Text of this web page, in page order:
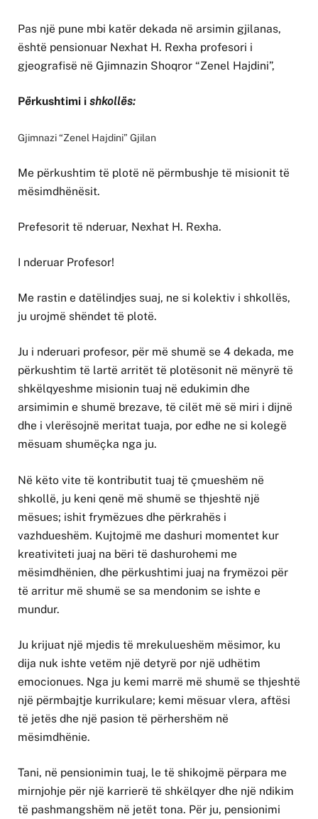
Pas një pune mbi katër dekada në arsimin gjilanas,
është pensionuar Nexhat H. Rexha profesori i
gjeografisë në Gjimnazin Shoqror “Zenel Hajdini”,
Përkushtimi i shkollës:
Gjimnazi “Zenel Hajdini” Gjilan
Me përkushtim të plotë në përmbushje të misionit të
mësimdhënësit.
Prefesorit të nderuar, Nexhat H. Rexha.
I nderuar Profesor!
Me rastin e datëlindjes suaj, ne si kolektiv i shkollës,
ju urojmë shëndet të plotë.
Ju i nderuari profesor, për më shumë se 4 dekada, me
përkushtim të lartë arritët të plotësonit në mënyrë të
shkëlqyeshme misionin tuaj në edukimin dhe
arsimimin e shumë brezave, të cilët më së miri i dijnë
dhe i vlerësojnë meritat tuaja, por edhe ne si kolegë
mësuam shumëçka nga ju.
Në këto vite të kontributit tuaj të çmueshëm në
shkollë, ju keni qenë më shumë se thjeshtë një
mësues; ishit frymëzues dhe përkrahës i
vazhdueshëm. Kujtojmë me dashuri momentet kur
kreativiteti juaj na bëri të dashurohemi me
mësimdhënien, dhe përkushtimi juaj na frymëzoi për
të arritur më shumë se sa mendonim se ishte e
mundur.
Ju krijuat një mjedis të mrekulueshëm mësimor, ku
dija nuk ishte vetëm një detyrë por një udhëtim
emocionues. Nga ju kemi marrë më shumë se thjeshtë
një përmbajtje kurrikulare; kemi mësuar vlera, aftësi
të jetës dhe një pasion të përhershëm në
mësimdhënie.
Tani, në pensionimin tuaj, le të shikojmë përpara me
mirnjohje për një karrierë të shkëlqyer dhe një ndikim
të pashmangshëm në jetët tona. Për ju, pensionimi